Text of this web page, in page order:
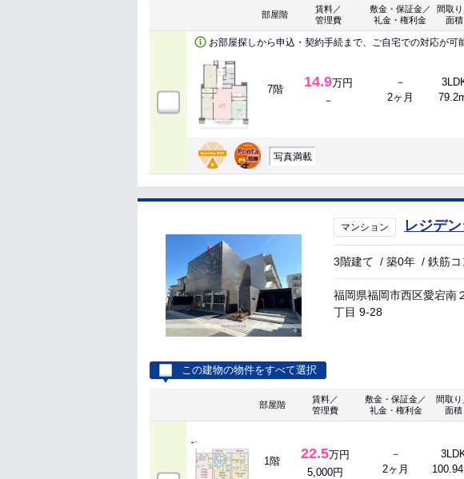
部屋階
賃料／
管理費
敷金・保証金／
礼金・権利金
間取り
面積
お部屋探しから申込・契約手続まで、ご自宅での対応が可
7階 14.9万円
－
－
2ヶ月
写真満載
マンション レジデ
3階建て /築0年 /鉄筋コ
福岡県福岡市西区愛宕南
丁目 9-28
この建物の物件をすべて選択
部屋階
賃料／
管理費
敷金・保証金／
礼金・権利金
間取り
面積
1階 22.5万円
5,000円
－
2ヶ月